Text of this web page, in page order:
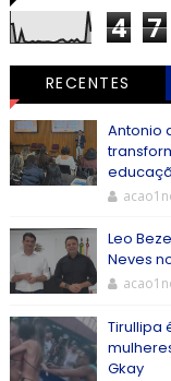
4 7
RECENTES
Antonio
Leo
Neves
Tirullipa
Gkay